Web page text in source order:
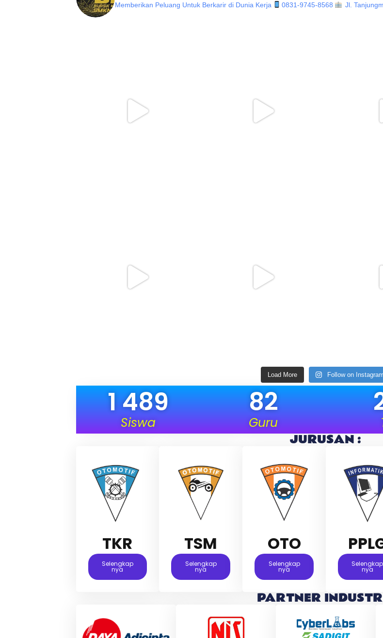
Memberikan Peluang Untuk Berkarir di Dunia Kerja 0831-9745-8568 Jl.
Load More Follow on Instagram
Siswa
1 489
Guru
82
JURUSAN :
TKR
Selengkap
Nya
TSM
Selengkap
Nya
OTO
Selengkap
Nya
Selengkap
Nya
PARTNER